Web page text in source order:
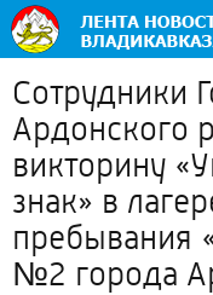
Сотрудники
Ардонского
викторину
знак» в
пребывания
№2 города